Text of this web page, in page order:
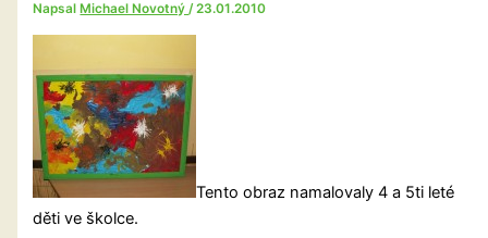
Napsal Michael Novotný/23.01.2010
Tento obraz namalovaly 4 a 5ti leté
děti ve školce.